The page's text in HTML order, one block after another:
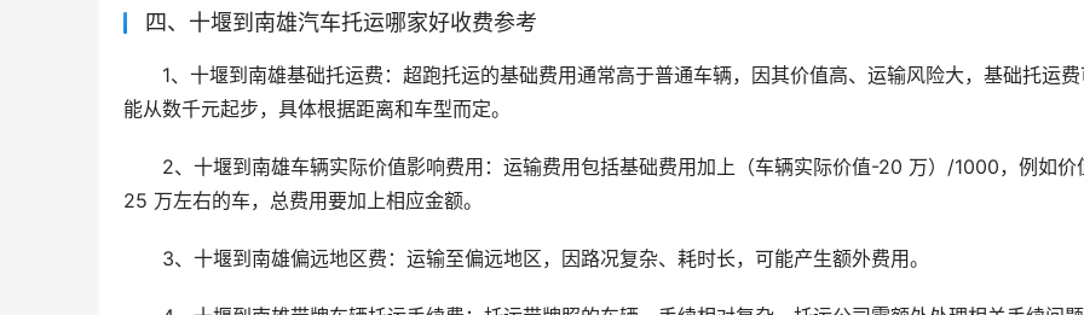
四、十堰到南雄汽车托运哪家好收费参考
1、十堰到南雄基础托运费：超跑托运的基础费用通常高于普通车辆，因其价值高、运输风险大，基础托运
能从数千元起步，具体根据距离和车型而定。
2、十堰到南雄车辆实际价值影响费用：运输费用包括基础费用加上（车辆实际价值-20 万）/1000，例如价
25 万左右的车，总费用要加上相应金额。
3、十堰到南雄偏远地区费：运输至偏远地区，因路况复杂、耗时长，可能产生额外费用。